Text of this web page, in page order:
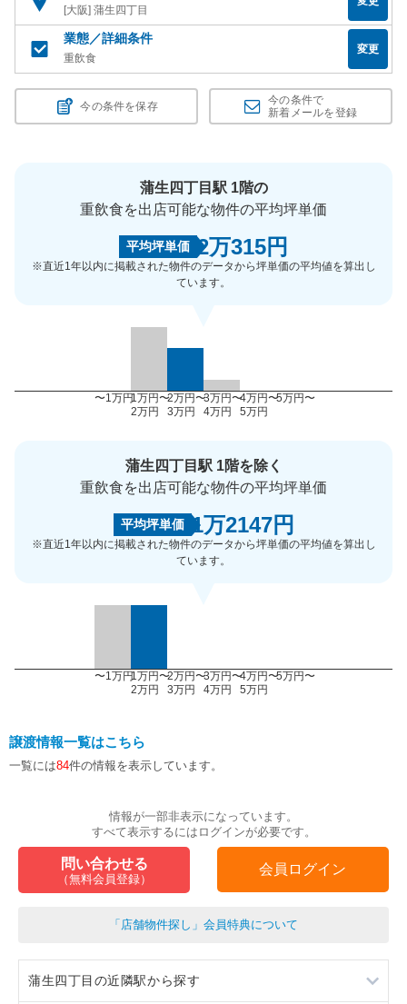
[大阪] 蒲生四丁目
業態／詳細条件
重飲食
変更
今の条件を保存
今の条件で
新着メールを登録
蒲生四丁目駅 1階の
重飲食を出店可能な物件の平均坪単価
平均坪単価 2万315円
※直近1年以内に掲載された物件のデータから坪単価の平均値を算出し
ています。
〜1万円1万円〜
2万円
2万円〜
3万円
3万円〜
4万円
4万円〜
5万円
5万円〜
蒲生四丁目駅 1階を除く
重飲食を出店可能な物件の平均坪単価
平均坪単価 1万2147円
※直近1年以内に掲載された物件のデータから坪単価の平均値を算出し
ています。
〜1万円1万円〜
2万円
2万円〜
3万円
3万円〜
4万円
4万円〜
5万円
5万円〜
譲渡情報一覧はこちら
一覧には84件の情報を表示しています。
情報が一部非表示になっています。
すべて表示するにはログインが必要です。
問い合わせる
（無料会員登録）
会員ログイン
「店舗物件探し」会員特典について
蒲生四丁目の近隣駅から探す